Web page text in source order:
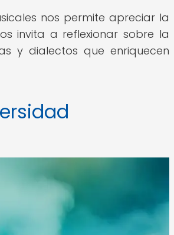
nos permite apreciar la
invita a reflexionar sobre la
y dialectos que enriquecen